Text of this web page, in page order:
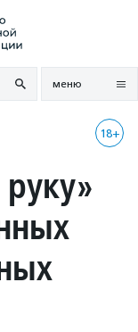
меню
18+